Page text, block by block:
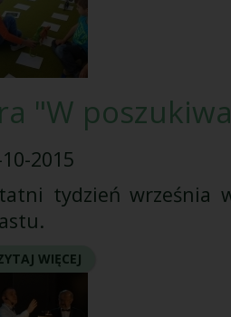
"W
2015
tydzień września
WIĘCEJ